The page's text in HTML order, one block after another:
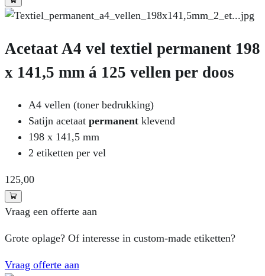
Acetaat A4 vel textiel permanent 198
x 141,5 mm á 125 vellen per doos
A4 vellen (toner bedrukking)
Satijn acetaat permanent klevend
198 x 141,5 mm
2 etiketten per vel
125,00
Vraag een offerte aan
Grote oplage? Of interesse in custom-made etiketten?
Vraag offerte aan